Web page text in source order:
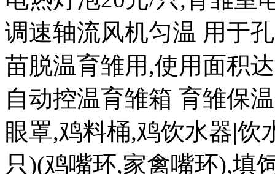
调速轴流风机匀温 用于
苗脱温育雏用,使用面积
自动控温育雏箱 育雏保
眼罩,鸡料桶,鸡饮水器|饮
只)(鸡嘴环,家禽嘴环),填